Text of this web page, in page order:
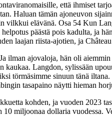
että ihmiset
Haluan tämän ajoneuvon
vilkkui elävänä. Osa 54 Kun
päästä pois kadulta, ja
laajan riista-ajotien, ja
ilman ajovaloja, hän oli
Langdon, sylissään
törmäsimme sinuun tänä
tasapaino näytti hieman
kohden, ja vuoden 2023
miljoonaa dollaria vuodessa.